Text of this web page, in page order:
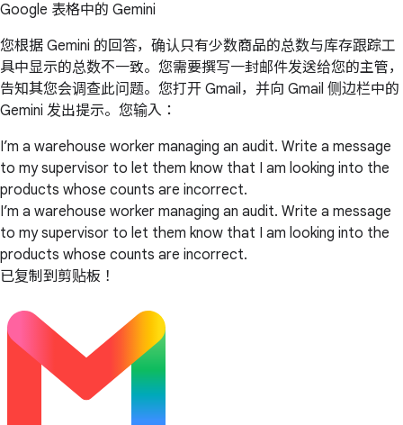
Google 表格中的 Gemini
您根据 Gemini 的回答，确认只有少数商品的总数与库存跟踪工
具中显示的总数不一致。您需要撰写一封邮件发送给您的主管，
告知其您会调查此问题。您打开 Gmail，并向 Gmail 侧边栏中的
Gemini 发出提示。您输入：
I’m a warehouse worker managing an audit. Write a message
to my supervisor to let them know that I am looking into the
products whose counts are incorrect.
I’m a warehouse worker managing an audit. Write a message
to my supervisor to let them know that I am looking into the
products whose counts are incorrect.
已复制到剪贴板！